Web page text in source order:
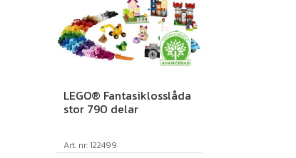
LEGO® Fantasiklosslåda
stor 790 delar
Art. nr: 122499